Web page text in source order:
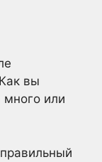
вы
много или